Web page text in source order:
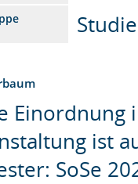
Einordnung
ist
SoSe